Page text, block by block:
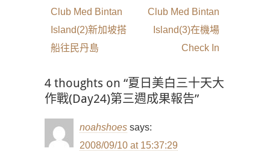
章
導
覽
Previous
post:
Club Med Bintan
Island(2)新加坡搭
船往民丹島
Next
post:
Club Med Bintan
Island(3)在機場
Check In
4 thoughts on “夏日美白三十天大
作戰(Day24)第三週成果報告”
noahshoes says:
2008/09/10 at 15:37:29